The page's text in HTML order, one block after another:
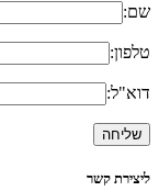
שם:
טלפון:
דוא"ל:
ליצירת קשר